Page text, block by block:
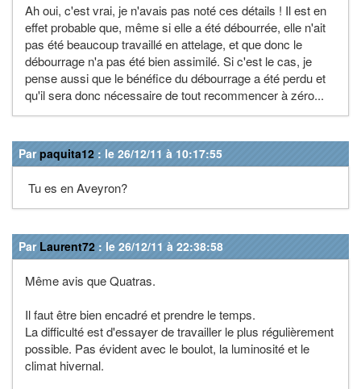
Ah oui, c'est vrai, je n'avais pas noté ces détails ! Il est en
effet probable que, même si elle a été débourrée, elle n'ait
pas été beaucoup travaillé en attelage, et que donc le
débourrage n'a pas été bien assimilé. Si c'est le cas, je
pense aussi que le bénéfice du débourrage a été perdu et
qu'il sera donc nécessaire de tout recommencer à zéro...
Parpaquita12 : le 26/12/11 à 10:17:55
Tu es en Aveyron?
Par Laurent72 : le 26/12/11 à 22:38:58
Même avis que Quatras.
Il faut être bien encadré et prendre le temps.
La difficulté est d'essayer de travailler le plus régulièrement
possible. Pas évident avec le boulot, la luminosité et le
climat hivernal.